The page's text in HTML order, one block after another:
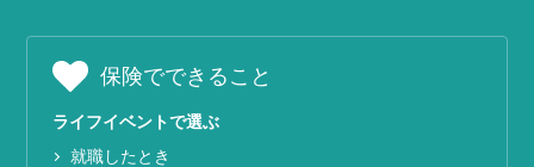
保険でできること
ライフイベントで選ぶ
就職したとき